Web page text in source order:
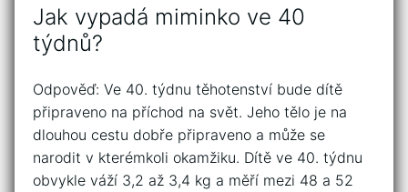
Jak vypadá miminko ve 40
týdnů?
Odpověď: Ve 40. týdnu těhotenství bude dítě
připraveno na příchod na svět. Jeho tělo je na
dlouhou cestu dobře připraveno a může se
narodit v kterémkoli okamžiku. Dítě ve 40. týdnu
obvykle váží 3,2 až 3,4 kg a měří mezi 48 a 52